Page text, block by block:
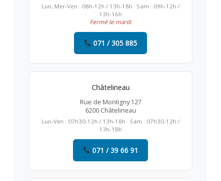
Lun, Mer-Ven : 08h-12h / 13h-18h · Sam : 09h-12h /
13h-16h
Fermé le mardi
071 / 305 885
Châtelineau
Rue de Montigny 127
6200 Châtelineau
Lun-Ven : 07h30-12h / 13h-18h · Sam : 07h30-12h /
13h-18h
071 / 39 66 91